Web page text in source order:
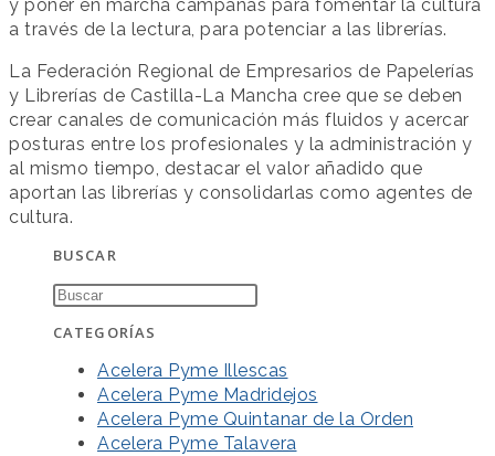
y poner en marcha campañas para fomentar la cultura
a través de la lectura, para potenciar a las librerías.
La Federación Regional de Empresarios de Papelerías
y Librerías de Castilla-La Mancha cree que se deben
crear canales de comunicación más fluidos y acercar
posturas entre los profesionales y la administración y
al mismo tiempo, destacar el valor añadido que
aportan las librerías y consolidarlas como agentes de
cultura.
BUSCAR
CATEGORÍAS
Acelera Pyme Illescas
Acelera Pyme Madridejos
Acelera Pyme Quintanar de la Orden
Acelera Pyme Talavera